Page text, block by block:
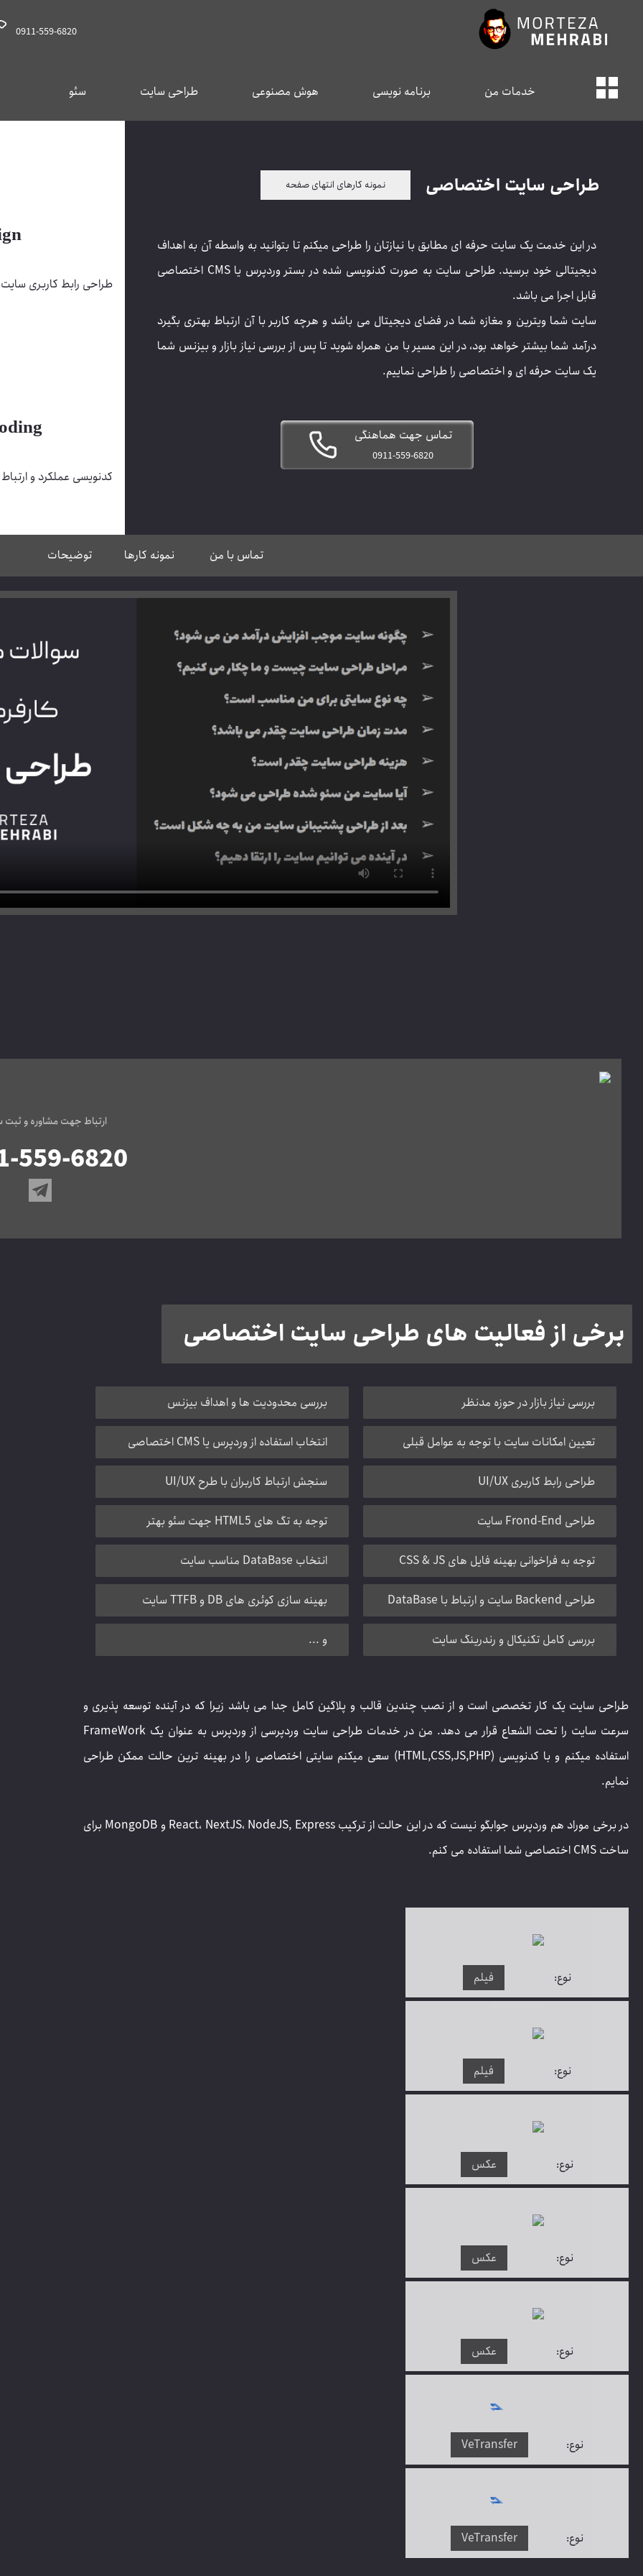
0911-559-6820
خدمات من برنامه نویسی هوش مصنوعی طراحی سایت سئو
طراحی سایت اختصاصی نمونه کارهای انتهای صفحه
در این خدمت یک سایت حرفه ای مطابق با نیازتان را طراحی میکنم تا بتوانید به واسطه آن به اهداف
دیجیتالی خود برسید. طراحی سایت به صورت کدنویسی شده در بستر وردپرس یا CMS اختصاصی
قابل اجرا می باشد.
سایت شما ویترین و مغازه شما در فضای دیجیتال می باشد و هرچه کاربر با آن ارتباط بهتری بگیرد
درآمد شما بیشتر خواهد بود، در این مسیر با من همراه شوید تا پس از بررسی نیاز بازار و بیزنس شما
یک سایت حرفه ای و اختصاصی را طراحی نماییم.
تماس جهت هماهنگی
0911-559-6820
طراحی رابط کاربری سایت
کدنویسی عملکرد و
تماس با من نمونه کارها توضیحات
ارتباط جهت مشاوره و
559-6820
برخی از فعالیت های طراحی سایت اختصاصی
بررسی نیاز بازار در حوزه مدنظر بررسی محدودیت ها و اهداف بیزنس
تعیین امکانات سایت با توجه به عوامل قبلی انتخاب استفاده از وردپرس یا CMS اختصاصی
طراحی رابط کاربری UI/UX سنجش ارتباط کاربران با طرح UI/UX
طراحی Frond-End سایت توجه به تگ های HTML5 جهت سئو بهتر
توجه به فراخوانی بهینه فایل های CSS & JS انتخاب DataBase مناسب سایت
طراحی Backend سایت و ارتباط با DataBase بهینه سازی کوئری های DB و TTFB سایت
بررسی کامل تکنیکال و رندرینگ سایت و ...
طراحی سایت یک کار تخصصی است و از نصب چندین قالب و پلاگین کامل جدا می باشد زیرا که در آینده توسعه پذیری و
سرعت سایت را تحت الشعاع قرار می دهد. من در خدمات طراحی سایت وردپرسی از وردپرس به عنوان یک FrameWork
استفاده میکنم و با کدنویسی (HTML,CSS,JS,PHP) سعی میکنم سایتی اختصاصی را در بهینه ترین حالت ممکن طراحی
نمایم.
در برخی موراد هم وردپرس جوابگو نیست که در این حالت از ترکیب React، NextJS، NodeJS, Express و MongoDB برای
ساخت CMS اختصاصی شما استفاده می کنم.
نوع: فیلم
نوع: فیلم
نوع: عکس
نوع: عکس
نوع: عکس
نوع: VeTransfer
نوع: VeTransfer